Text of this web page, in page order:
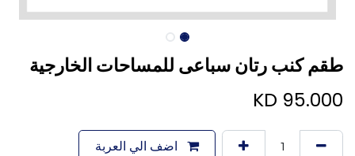
طقم كنب رتان سباعى للمساحات الخارجية
KD 95.000
اضف الي العربة